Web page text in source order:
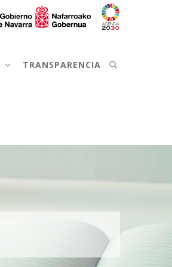
TRANSPARENCIA